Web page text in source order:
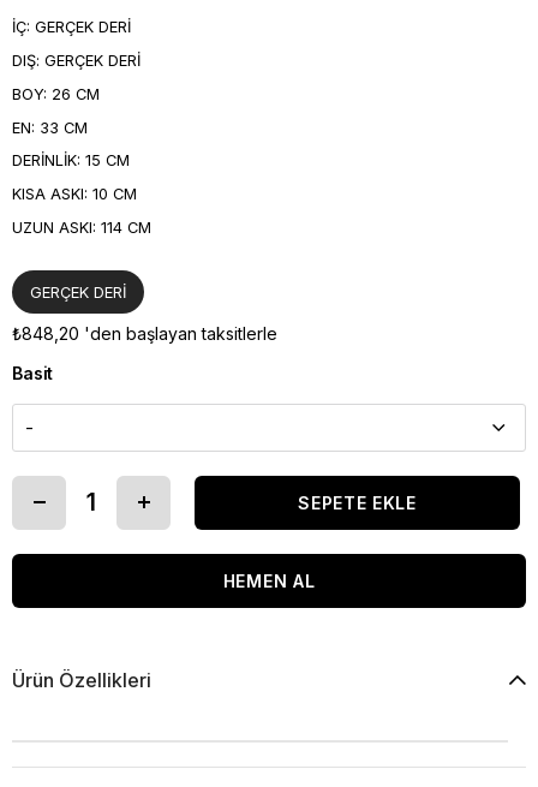
İÇ: GERÇEK DERİ
DIŞ: GERÇEK DERİ
BOY: 26 CM
EN: 33 CM
DERİNLİK: 15 CM
KISA ASKI: 10 CM
UZUN ASKI: 114 CM
GERÇEK DERİ
₺848,20 'den başlayan taksitlerle
Basit
Ürün Özellikleri